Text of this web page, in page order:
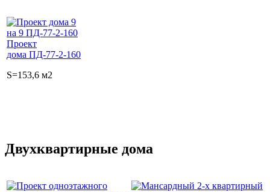
Проект
дома ПД-77-2-160
S=153,6 м2
Двухквартирные дома